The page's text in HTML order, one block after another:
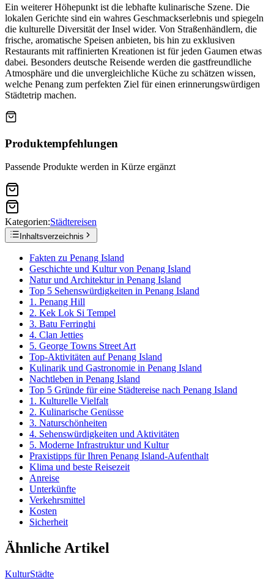
Ein weiterer Höhepunkt ist die lebhafte kulinarische Szene. Die
lokalen Gerichte sind ein wahres Geschmackserlebnis und spiegeln
die kulturelle Diversität der Insel wider. Von Straßenhändlern, die
frische, aromatische Speisen anbieten, bis hin zu exklusiven
Restaurants mit raffinierten Kreationen ist für jeden Gaumen etwas
dabei. Besonders deutsche Reisende werden die gastfreundliche
Atmosphäre und die unvergleichliche Küche zu schätzen wissen,
welche Penang zum perfekten Ziel für einen erinnerungswürdigen
Städtetrip machen.
Produktempfehlungen
Passende Produkte werden in Kürze ergänzt
Kategorien:Städtereisen
Inhaltsverzeichnis
Fakten zu Penang Island
Geschichte und Kultur von Penang Island
Natur und Architektur in Penang Island
Top 5 Sehenswürdigkeiten in Penang Island
1. Penang Hill
2. Kek Lok Si Tempel
3. Batu Ferringhi
4. Clan Jetties
5. George Towns Street Art
Top-Aktivitäten auf Penang Island
Kulinarik und Gastronomie in Penang Island
Nachtleben in Penang Island
Top 5 Gründe für eine Städtereise nach Penang Island
1. Kulturelle Vielfalt
2. Kulinarische Genüsse
3. Naturschönheiten
4. Sehenswürdigkeiten und Aktivitäten
5. Moderne Infrastruktur und Kultur
Praxistipps für Ihren Penang Island-Aufenthalt
Klima und beste Reisezeit
Anreise
Unterkünfte
Verkehrsmittel
Kosten
Sicherheit
Ähnliche Artikel
KulturStädte